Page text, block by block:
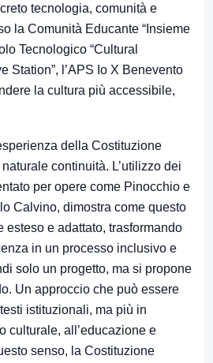
tecnologia, comunità e
la Comunità Educante “Insieme
Tecnologico “Cultural
Station”, l’APS Io X Benevento
la cultura più accessibile,
della Costituzione
continuità. L’utilizzo dei
per opere come Pinocchio e
Calvino, dimostra come questo
esteso e adattato, trasformando
in un processo inclusivo e
solo un progetto, ma si propone
Un approccio che può essere
istituzionali, ma più in
culturale, all’educazione e
senso, la Costituzione